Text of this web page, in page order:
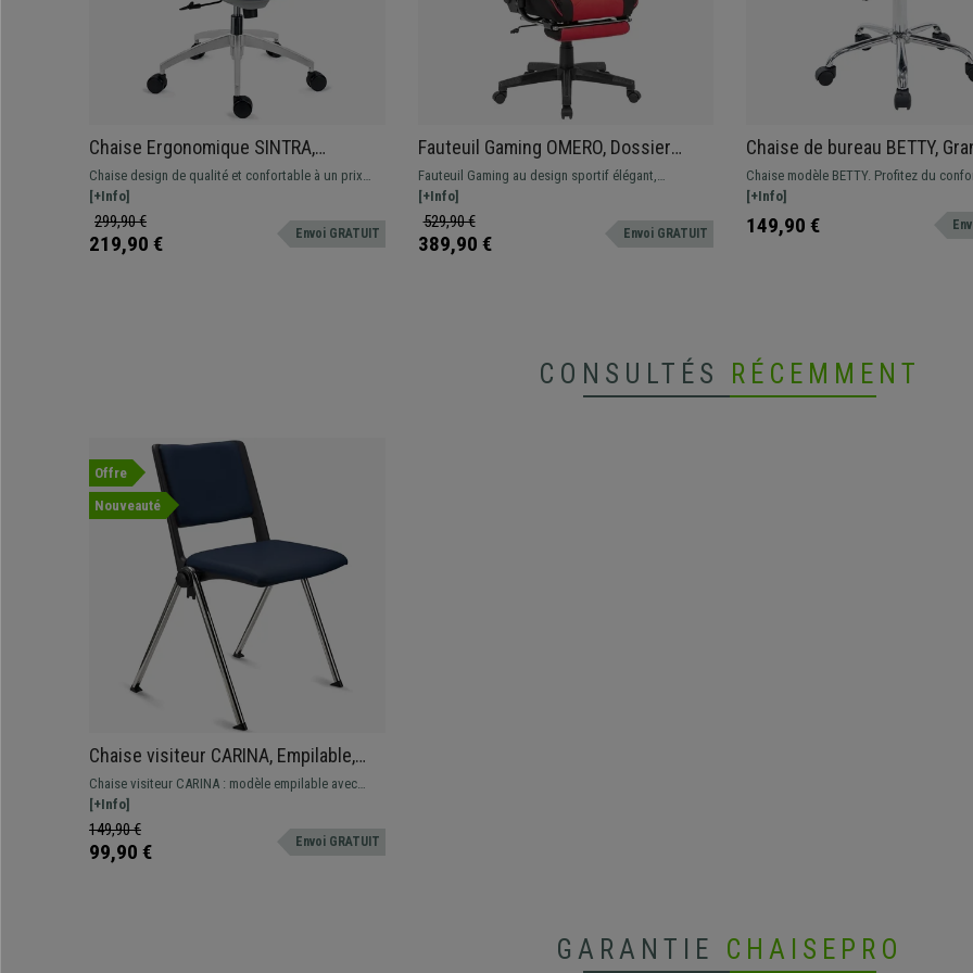
Chaise Ergonomique SINTRA,
Mécanisme Basculant, Gris
Chaise design de qualité et confortable à un prix
incroyable ! Avec support lombaire et accoudoirs
réglables adaptée à un usage intensif
[+Info]
299,90 €
219,90 € Envoi GRATUIT
Fauteuil Gaming OMERO, Dossier
Basculant, Coussin Cervical et
Repose-pieds, Rouge et Noir
Fauteuil Gaming au design sportif élégant,
rembourré en tissu de qualité. Grand confort grâce à
son dossier ajustable, son coussin cervical et son
repose-pieds.
[+Info]
529,90 €
389,90 € Envoi GRATUIT
Chaise de bureau BETTY, Grand
Rembourrage, Structure
Cuir, Noir
Chaise modèle BETTY. Profitez du
grand rembourrage avec revêtement en
sublimes coutures apparentes. Très
grâce à sa structure métallique.
[+Info]
149,90 €
CONSULTÉS RÉCEMMENT
Offre
Nouveauté
Chaise visiteur CARINA, Empilable,
Crochets d’Attache, Piétement
Chromé, Cuir Bleu
Chaise visiteur CARINA : modèle empilable avec
système de crochets d’attache. Design moderne et
grande qualité de fabrication.
[+Info]
149,90 €
99,90 € Envoi GRATUIT
GARANTIE CHAISEPRO